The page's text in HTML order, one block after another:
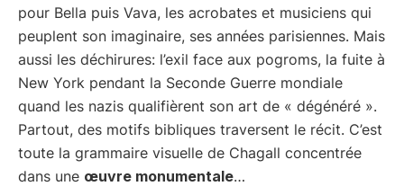
pour Bella puis Vava, les acrobates et musiciens qui
peuplent son imaginaire, ses années parisiennes. Mais
aussi les déchirures: l’exil face aux pogroms, la fuite à
New York pendant la Seconde Guerre mondiale
quand les nazis qualifièrent son art de « dégénéré ».
Partout, des motifs bibliques traversent le récit. C’est
toute la grammaire visuelle de Chagall concentrée
dans une œuvre monumentale…